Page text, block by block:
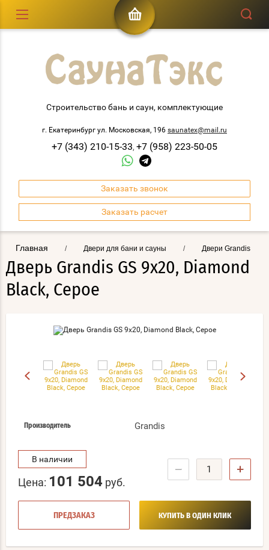
Строительство бань и саун, комплектующие
г. Екатеринбург ул. Московская, 196 saunatex@mail.ru
+7 (343) 210-15-33, +7 (958) 223-50-05
Заказать звонок
Заказать расчет
Главная / Двери для бани и сауны / Двери Grandis
Дверь Grandis GS 9x20, Diamond
Black, Серое
Производитель Grandis
В наличии
Цена: 101 504 руб.
− +
ПРЕДЗАКАЗ КУПИТЬ В ОДИН КЛИК